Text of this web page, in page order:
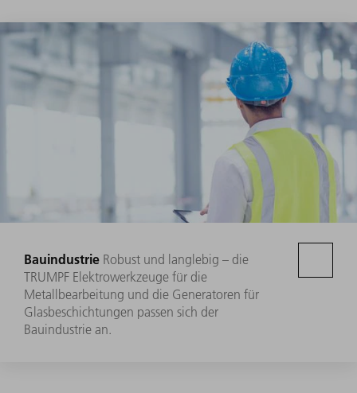
Bauindustrie Robust und langlebig – die
TRUMPF Elektrowerkzeuge für die
Metallbearbeitung und die Generatoren für
Glasbeschichtungen passen sich der
Bauindustrie an.